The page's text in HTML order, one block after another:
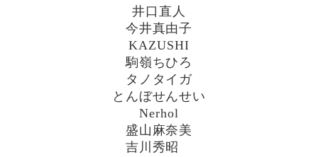
井口直人
今井真由子
KAZUSHI
駒嶺ちひろ
タノタイガ
とんぼせんせい
Nerhol
盛山麻奈美
吉川秀昭